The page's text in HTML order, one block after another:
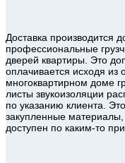
Доставка производится
профессиональные
дверей квартиры. Это
оплачивается исходя из
многоквартирном доме
листы звукоизоляции
по указанию клиента.
закупленные материалы,
доступен по каким-то